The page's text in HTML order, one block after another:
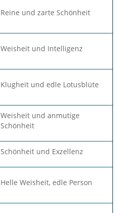
Reine und zarte Schönheit
Weisheit und Intelligenz
Klugheit und edle Lotusblüte
Weisheit und anmutige
Schönheit
Schönheit und Exzellenz
Helle Weisheit, edle Person